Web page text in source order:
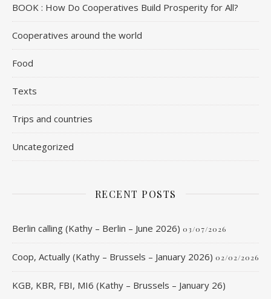
BOOK : How Do Cooperatives Build Prosperity for All?
Cooperatives around the world
Food
Texts
Trips and countries
Uncategorized
RECENT POSTS
Berlin calling (Kathy – Berlin – June 2026) 03/07/2026
Coop, Actually (Kathy – Brussels – January 2026) 02/02/2026
KGB, KBR, FBI, MI6 (Kathy – Brussels – January 26)